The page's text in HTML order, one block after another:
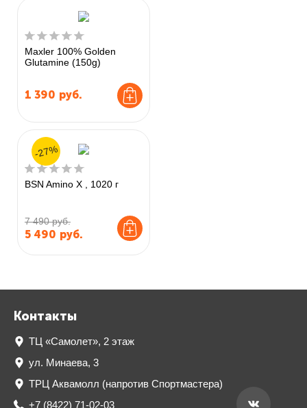
Maxler 100% Golden
Glutamine (150g)
1 390 руб.
BSN Amino X , 1020 г
7 490 руб.
5 490 руб.
-27%
Контакты
ТЦ «Самолет», 2 этаж
ул. Минаева, 3
ТРЦ Аквамолл (напротив Спортмастера)
+7 (8422) 71-02-03